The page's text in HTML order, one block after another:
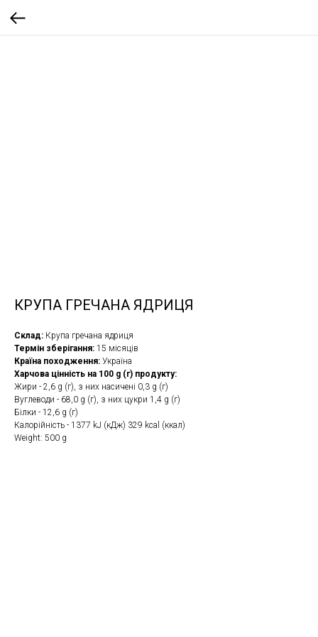
КРУПА ГРЕЧАНА ЯДРИЦЯ
Склад: Крупа гречана ядриця
Термін зберігання: 15 місяців
Країна походження: Україна
Харчова цінність на 100 g (г) продукту:
Жири - 2,6 g (г), з них насичені 0,3 g (г)
Вуглеводи - 68,0 g (г), з них цукри 1,4 g (г)
Білки - 12,6 g (г)
Калорійність - 1377 kJ (кДж) 329 kcal (ккал)
Weight: 500 g